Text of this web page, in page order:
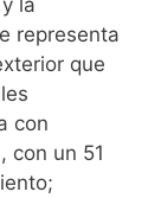
representa
que
con
con un 51